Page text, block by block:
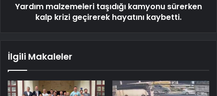
Yardım malzemeleri taşıdığı kamyonu sürerken
kalp krizi geçirerek hayatını kaybetti.
İlgili Makaleler